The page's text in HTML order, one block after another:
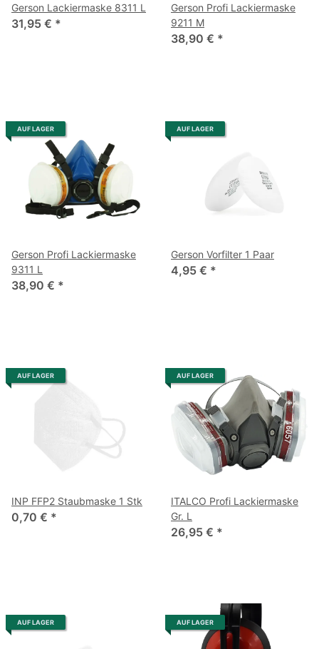
Gerson Lackiermaske 8311 L
31,95 € *
Gerson Profi Lackiermaske
9211 M
38,90 € *
AUF LAGER
Gerson Profi Lackiermaske
9311 L
38,90 € *
AUF LAGER
Gerson Vorfilter 1 Paar
4,95 € *
AUF LAGER
INP FFP2 Staubmaske 1 Stk
0,70 € *
AUF LAGER
ITALCO Profi Lackiermaske
Gr. L
26,95 € *
AUF LAGER AUF LAGER